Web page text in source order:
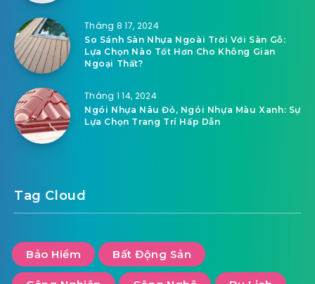
Tháng 8 17, 2024
So Sánh Sàn Nhựa Ngoài Trời Với Sàn Gỗ:
Lựa Chọn Nào Tốt Hơn Cho Không Gian
Ngoại Thất?
Tháng 1 14, 2024
Ngói Nhựa Nâu Đỏ, Ngói Nhựa Màu Xanh: Sự
Lựa Chọn Trang Trí Hấp Dẫn
Tag Cloud
Bảo Hiểm Bất Động Sản